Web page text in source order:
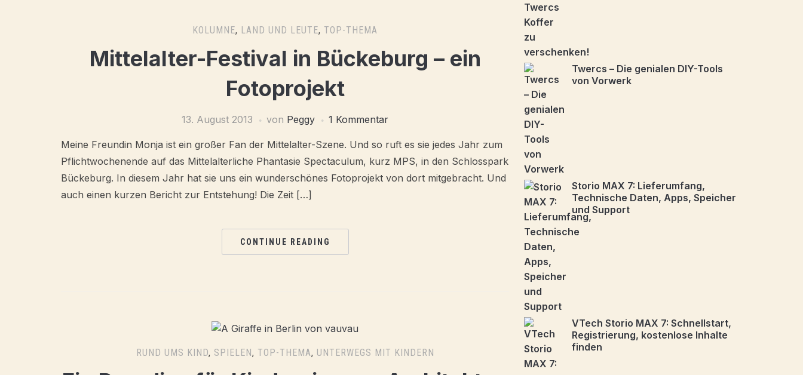
KOLUMNE, LAND UND LEUTE, TOP-THEMA
Mittelalter-Festival in Bückeburg – ein
Fotoprojekt
13. August 2013 von Peggy 1 Kommentar
Meine Freundin Monja ist ein großer Fan der Mittelalter-Szene. Und so ruft es sie jedes Jahr zum
Pflichtwochenende auf das Mittelalterliche Phantasie Spectaculum, kurz MPS, in den Schlosspark
Bückeburg. In diesem Jahr hat sie uns ein wunderschönes Fotoprojekt von dort mitgebracht. Und
auch einen kurzen Bericht zur Entstehung! Die Zeit […]
CONTINUE READING
RUND UMS KIND, SPIELEN, TOP-THEMA, UNTERWEGS MIT KINDERN
Twercs – Die genialen DIY-Tools
von Vorwerk
Storio MAX 7: Lieferumfang,
Technische Daten, Apps, Speicher
und Support
VTech Storio MAX 7: Schnellstart,
Registrierung, kostenlose Inhalte
finden